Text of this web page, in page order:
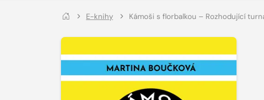
E-knihy Kámoši s florbalkou – Rozhodující